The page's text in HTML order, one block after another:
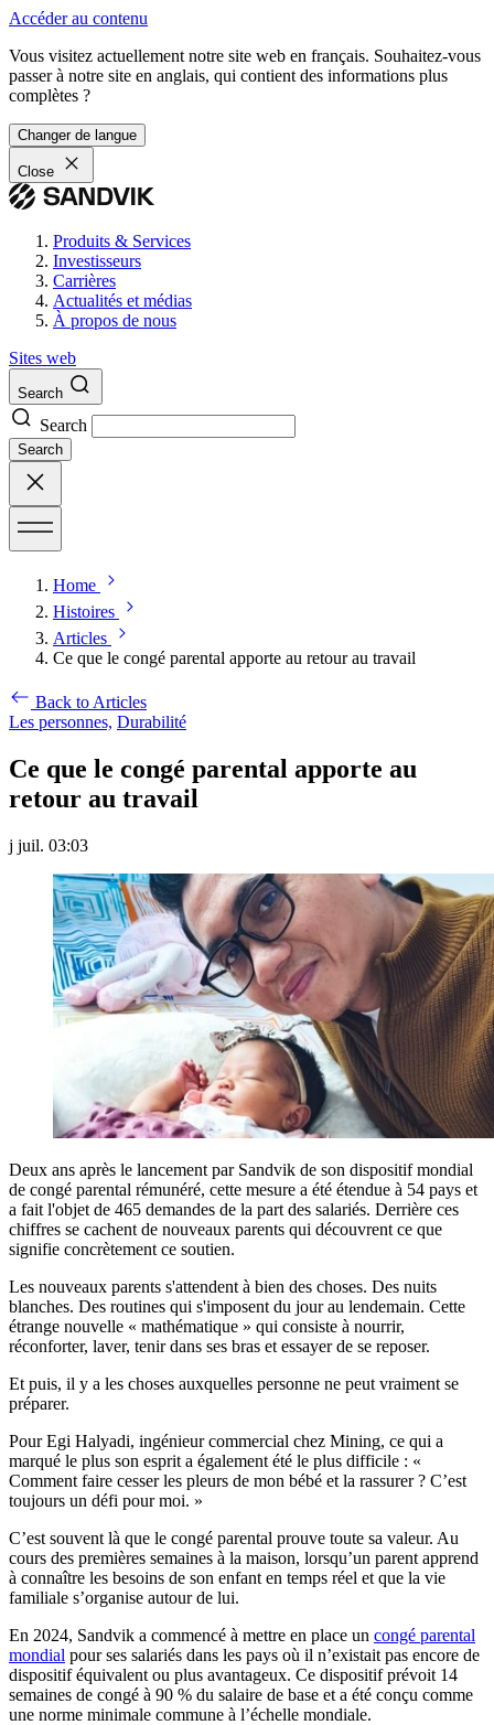
Accéder au contenu
Vous visitez actuellement notre site web en français. Souhaitez-vous
passer à notre site en anglais, qui contient des informations plus
complètes ?
Changer de langue
Close
Produits & Services
Investisseurs
Carrières
Actualités et médias
À propos de nous
Sites web
Search
Search
Search
Home
Histoires
Articles
Ce que le congé parental apporte au retour au travail
Back to Articles
Les personnes, Durabilité
Ce que le congé parental apporte au
retour au travail
j juil. 03:03
Deux ans après le lancement par Sandvik de son dispositif mondial
de congé parental rémunéré, cette mesure a été étendue à 54 pays et
a fait l'objet de 465 demandes de la part des salariés. Derrière ces
chiffres se cachent de nouveaux parents qui découvrent ce que
signifie concrètement ce soutien.
Les nouveaux parents s'attendent à bien des choses. Des nuits
blanches. Des routines qui s'imposent du jour au lendemain. Cette
étrange nouvelle « mathématique » qui consiste à nourrir,
réconforter, laver, tenir dans ses bras et essayer de se reposer.
Et puis, il y a les choses auxquelles personne ne peut vraiment se
préparer.
Pour Egi Halyadi, ingénieur commercial chez Mining, ce qui a
marqué le plus son esprit a également été le plus difficile : «
Comment faire cesser les pleurs de mon bébé et la rassurer ? C’est
toujours un défi pour moi. »
C’est souvent là que le congé parental prouve toute sa valeur. Au
cours des premières semaines à la maison, lorsqu’un parent apprend
à connaître les besoins de son enfant en temps réel et que la vie
familiale s’organise autour de lui.
En 2024, Sandvik a commencé à mettre en place un congé parental
mondial pour ses salariés dans les pays où il n’existait pas encore de
dispositif équivalent ou plus avantageux. Ce dispositif prévoit 14
semaines de congé à 90 % du salaire de base et a été conçu comme
une norme minimale commune à l’échelle mondiale.